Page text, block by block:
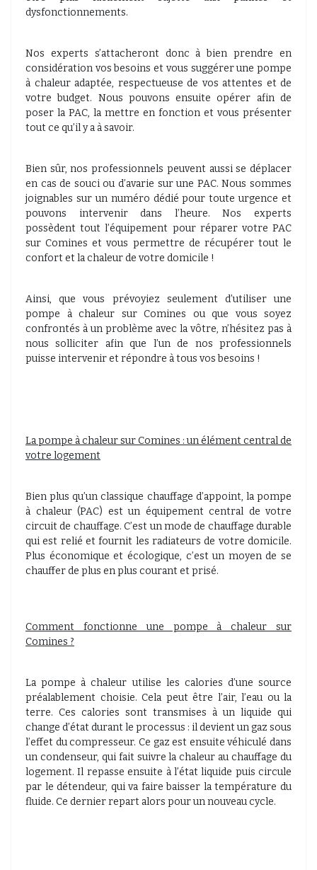
dysfonctionnements.
Nos experts s’attacheront donc à bien prendre en
considération vos besoins et vous suggérer une pompe
à chaleur adaptée, respectueuse de vos attentes et de
votre budget. Nous pouvons ensuite opérer afin de
poser la PAC, la mettre en fonction et vous présenter
tout ce qu’il y a à savoir.
Bien sûr, nos professionnels peuvent aussi se déplacer
en cas de souci ou d’avarie sur une PAC. Nous sommes
joignables sur un numéro dédié pour toute urgence et
pouvons intervenir dans l’heure. Nos experts
possèdent tout l’équipement pour réparer votre PAC
sur Comines et vous permettre de récupérer tout le
confort et la chaleur de votre domicile !
Ainsi, que vous prévoyiez seulement d’utiliser une
pompe à chaleur sur Comines ou que vous soyez
confrontés à un problème avec la vôtre, n’hésitez pas à
nous solliciter afin que l’un de nos professionnels
puisse intervenir et répondre à tous vos besoins !
La pompe à chaleur sur Comines : un élément central de
votre logement
Bien plus qu’un classique chauffage d’appoint, la pompe
à chaleur (PAC) est un équipement central de votre
circuit de chauffage. C’est un mode de chauffage durable
qui est relié et fournit les radiateurs de votre domicile.
Plus économique et écologique, c’est un moyen de se
chauffer de plus en plus courant et prisé.
Comment fonctionne une pompe à chaleur sur
Comines ?
La pompe à chaleur utilise les calories d’une source
préalablement choisie. Cela peut être l’air, l’eau ou la
terre. Ces calories sont transmises à un liquide qui
change d’état durant le processus : il devient un gaz sous
l’effet du compresseur. Ce gaz est ensuite véhiculé dans
un condenseur, qui fait suivre la chaleur au chauffage du
logement. Il repasse ensuite à l’état liquide puis circule
par le détendeur, qui va faire baisser la température du
fluide. Ce dernier repart alors pour un nouveau cycle.